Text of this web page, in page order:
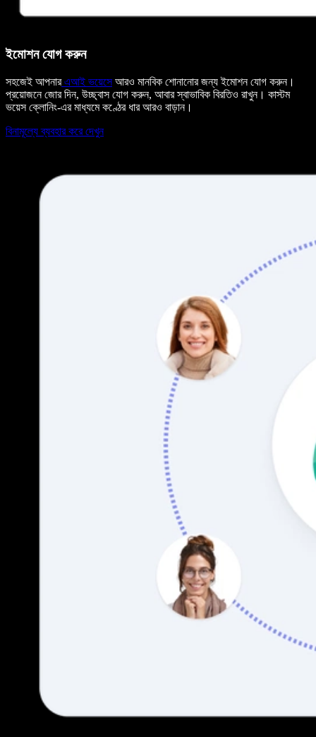
ইমোশন যোগ করুন
সহজেই আপনারএআই ভয়েসেআরও মানবিক শোনানোর জন্য ইমোশন যোগ করুন।
প্রয়োজনে জোর দিন, উচ্ছ্বাস যোগ করুন, আবার স্বাভাবিক বিরতিও রাখুন। কাস্টম
ভয়েস ক্লোনিং-এর মাধ্যমে কণ্ঠের ধার আরও বাড়ান।
বিনামূল্যে ব্যবহার করে দেখুন